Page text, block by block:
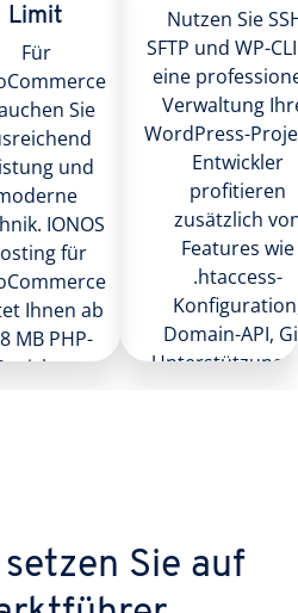
Limit
Für
Sie
und
IONOS
für
Ihnen ab
MB PHP-
Betrieb.
Nutzen Sie
SFTP und WP-
eine
Verwaltung
WordPress-
Entwickler
profitieren
zusätzlich
Features wie
.htaccess-
Domain-API,
Unterstützung
Sie auf